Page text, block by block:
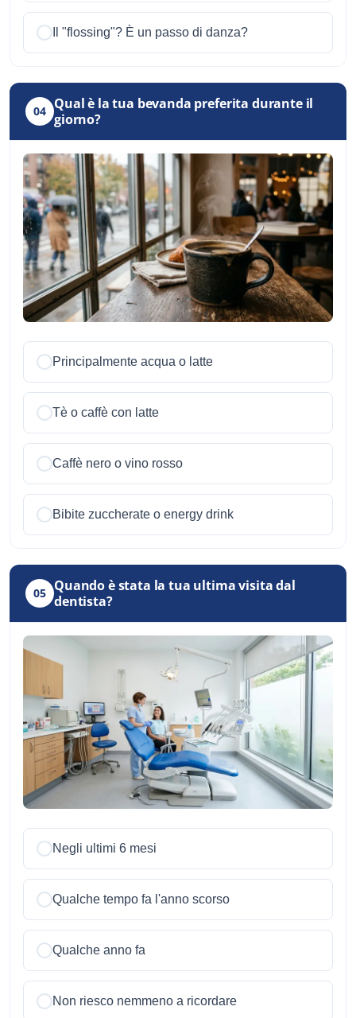
Il "flossing"? È un passo di danza?
04 Qual è la tua bevanda preferita durante il
giorno?
Principalmente acqua o latte
Tè o caffè con latte
Caffè nero o vino rosso
Bibite zuccherate o energy drink
05 Quando è stata la tua ultima visita dal
dentista?
Negli ultimi 6 mesi
Qualche tempo fa l'anno scorso
Qualche anno fa
Non riesco nemmeno a ricordare